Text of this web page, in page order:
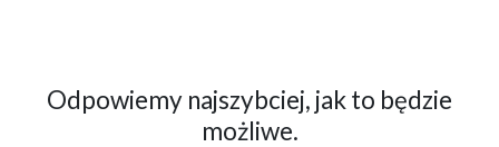
Odpowiemy najszybciej, jak to będzie
możliwe.